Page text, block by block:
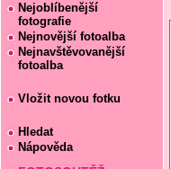
Nejoblíbenější
fotografie
Nejnovější fotoalba
Nejnavštěvovanější
fotoalba
Vložit novou fotku
Hledat
Nápověda